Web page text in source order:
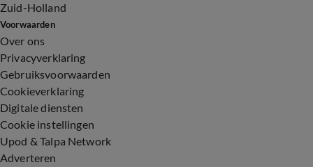
Zuid-Holland
Voorwaarden
Over ons
Privacyverklaring
Gebruiksvoorwaarden
Cookieverklaring
Digitale diensten
Cookie instellingen
Upod & Talpa Network
Adverteren